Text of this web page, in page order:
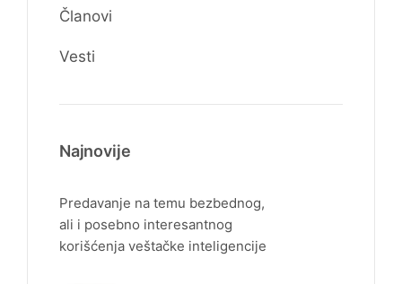
Članovi
Vesti
Najnovije
Predavanje na temu bezbednog,
ali i posebno interesantnog
korišćenja veštačke inteligencije